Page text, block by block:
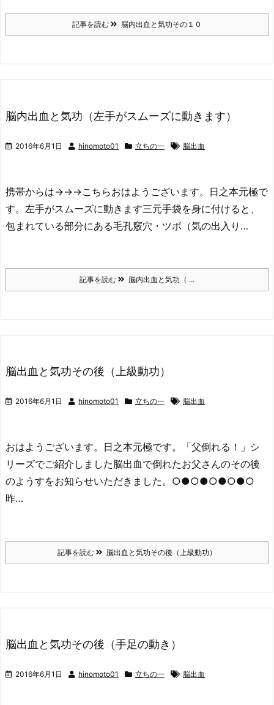
記事を読む 脳内出血と気功その１０
脳内出血と気功（左手がスムーズに動きます）
2016年6月1日 hinomoto01 立ちの一 脳出血
携帯からは→→→こちらおはようございます。日之本元極で
す。左手がスムーズに動きます三元手袋を身に付けると、
包まれている部分にある毛孔竅穴・ツボ（気の出入り…
記事を読む 脳内出血と気功（ ...
脳出血と気功その後（上級動功）
2016年6月1日 hinomoto01 立ちの一 脳出血
おはようございます。日之本元極です。「父倒れる！」シ
リーズでご紹介しました脳出血で倒れたお父さんのその後
のようすをお知らせいただきました。○●○●○●○●○
昨…
記事を読む 脳出血と気功その後（上級動功）
脳出血と気功その後（手足の動き）
2016年6月1日 hinomoto01 立ちの一 脳出血